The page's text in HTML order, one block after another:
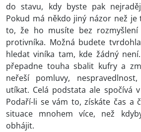
do stavu, kdy byste pak
Pokud má někdo jiný názor než je
to, že ho musíte bez
protivníka. Možná budete
hledat viníka tam, kde žádný
přepadne touha sbalit kufry a
neřeší pomluvy,
utíkat. Celá podstata ale spočívá
Podaří-li se vám to, získáte čas a
situace mnohem více, než
obhájit.